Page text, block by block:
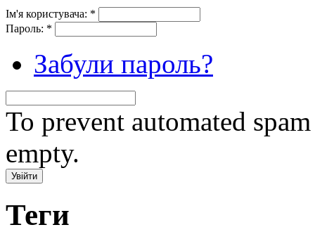
Ім'я користувача: *
Пароль: *
Забули пароль?
To prevent automated
empty.
Теги